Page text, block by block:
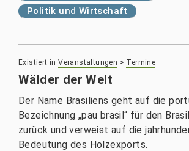
Politik und Wirtschaft
Existiert in Veranstaltungen > Termine
Wälder der Welt
Der Name Brasiliens geht auf die
Bezeichnung „pau brasil“ für den
zurück und verweist auf die
Bedeutung des Holzexports.